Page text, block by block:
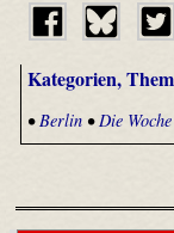
Kategorien,
•Berlin•Die Woche